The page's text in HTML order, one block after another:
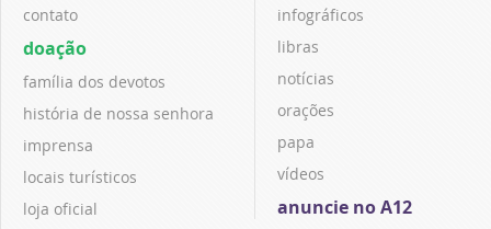
contato
doação
família dos devotos
história de nossa senhora
imprensa
locais turísticos
loja oficial
infográficos
libras
notícias
orações
papa
vídeos
anuncie no A12